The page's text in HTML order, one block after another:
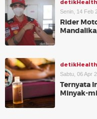
detikHealth
Senin, 14 Feb
Rider
detikHealth
Sabtu, 06 Apr
Ternyata
Minyak-